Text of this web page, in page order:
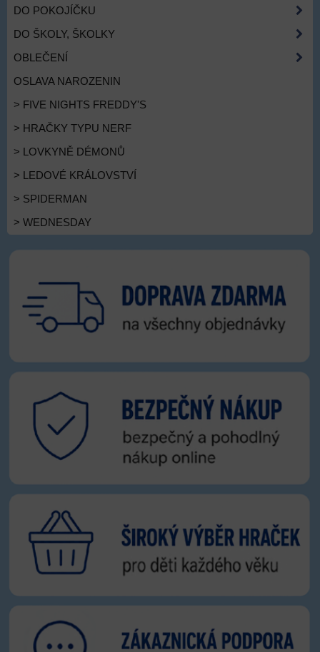
DO POKOJÍČKU
DO ŠKOLY, ŠKOLKY
OBLEČENÍ
OSLAVA NAROZENIN
> FIVE NIGHTS FREDDY'S
> HRAČKY TYPU NERF
> LOVKYNĚ DÉMONŮ
> LEDOVÉ KRÁLOVSTVÍ
> SPIDERMAN
> WEDNESDAY